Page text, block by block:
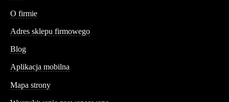
O firmie
Adres sklepu firmowego
Blog
Aplikacja mobilna
Mapa strony